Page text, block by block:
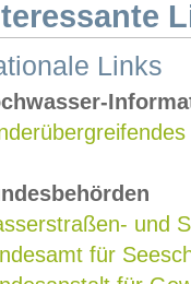
Links
und
für